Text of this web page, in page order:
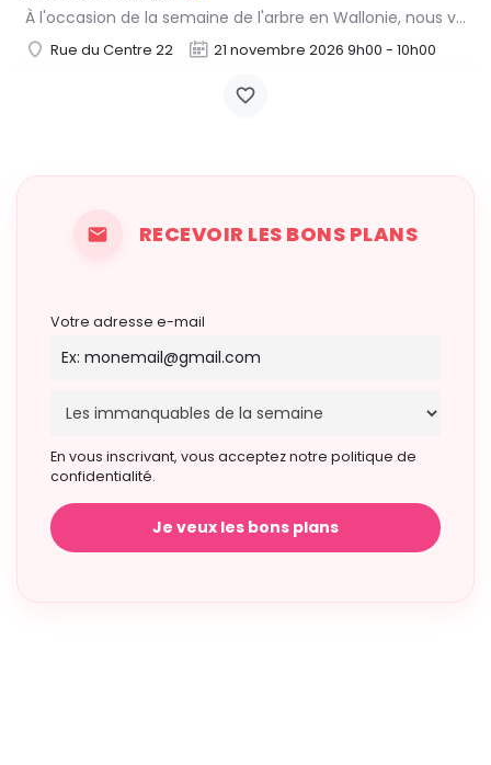
À l'occasion de la semaine de l'arbre en Wallonie, nous vous proposons l'annuelle distribution gratuite des…
Rue du Centre 22 21 novembre 2026 9h00 - 10h00
RECEVOIR LES BONS PLANS
Votre adresse e-mail
En vous inscrivant, vous acceptez notre politique de
confidentialité.